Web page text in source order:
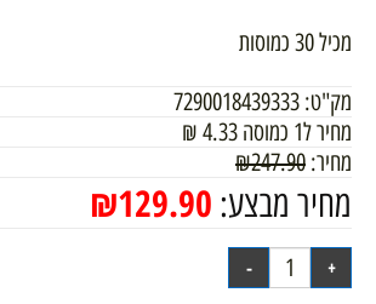
מכיל 30 כמוסות
מק"ט: 7290018439333
מחיר ל1 כמוסה
4.33
₪
מחיר:
₪247.90
מחיר מבצע: ₪129.90